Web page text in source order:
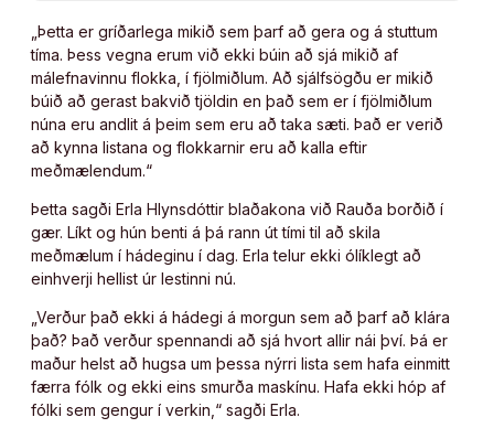
„Þetta er gríðarlega mikið sem þarf að gera og á stuttum
tíma. Þess vegna erum við ekki búin að sjá mikið af
málefnavinnu flokka, í fjölmiðlum. Að sjálfsögðu er mikið
búið að gerast bakvið tjöldin en það sem er í fjölmiðlum
núna eru andlit á þeim sem eru að taka sæti. Það er verið
að kynna listana og flokkarnir eru að kalla eftir
meðmælendum.“
Þetta sagði Erla Hlynsdóttir blaðakona við Rauða borðið í
gær. Líkt og hún benti á þá rann út tími til að skila
meðmælum í hádeginu í dag. Erla telur ekki ólíklegt að
einhverji hellist úr lestinni nú.
„Verður það ekki á hádegi á morgun sem að þarf að klára
það? Það verður spennandi að sjá hvort allir nái því. Þá er
maður helst að hugsa um þessa nýrri lista sem hafa einmitt
færra fólk og ekki eins smurða maskínu. Hafa ekki hóp af
fólki sem gengur í verkin,“ sagði Erla.